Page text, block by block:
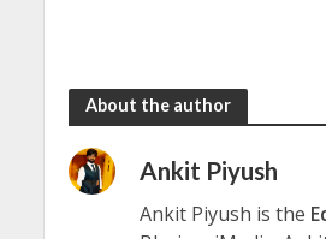
About the author
Ankit Piyush
Ankit Piyush is the